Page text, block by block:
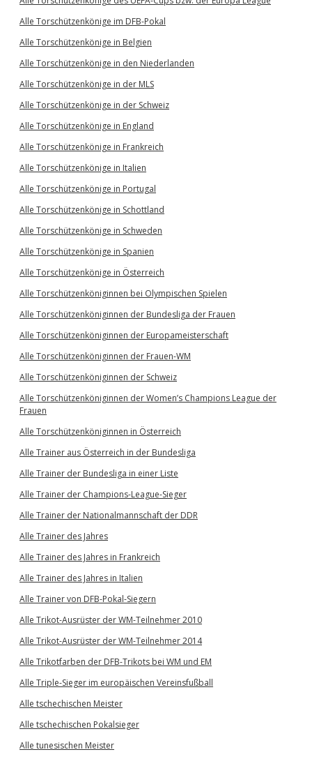
Alle Torschützenkönige im DFB-Pokal
Alle Torschützenkönige in Belgien
Alle Torschützenkönige in den Niederlanden
Alle Torschützenkönige in der MLS
Alle Torschützenkönige in der Schweiz
Alle Torschützenkönige in England
Alle Torschützenkönige in Frankreich
Alle Torschützenkönige in Italien
Alle Torschützenkönige in Portugal
Alle Torschützenkönige in Schottland
Alle Torschützenkönige in Schweden
Alle Torschützenkönige in Spanien
Alle Torschützenkönige in Österreich
Alle Torschützenköniginnen bei Olympischen Spielen
Alle Torschützenköniginnen der Bundesliga der Frauen
Alle Torschützenköniginnen der Europameisterschaft
Alle Torschützenköniginnen der Frauen-WM
Alle Torschützenköniginnen der Schweiz
Alle Torschützenköniginnen der Women’s Champions League der
Frauen
Alle Torschützenköniginnen in Österreich
Alle Trainer aus Österreich in der Bundesliga
Alle Trainer der Bundesliga in einer Liste
Alle Trainer der Champions-League-Sieger
Alle Trainer der Nationalmannschaft der DDR
Alle Trainer des Jahres
Alle Trainer des Jahres in Frankreich
Alle Trainer des Jahres in Italien
Alle Trainer von DFB-Pokal-Siegern
Alle Trikot-Ausrüster der WM-Teilnehmer 2010
Alle Trikot-Ausrüster der WM-Teilnehmer 2014
Alle Trikotfarben der DFB-Trikots bei WM und EM
Alle Triple-Sieger im europäischen Vereinsfußball
Alle tschechischen Meister
Alle tschechischen Pokalsieger
Alle tunesischen Meister